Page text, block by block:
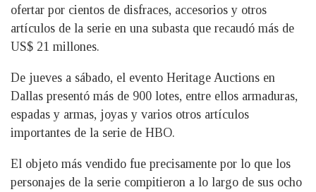
ofertar por cientos de disfraces, accesorios y otros
artículos de la serie en una subasta que recaudó más de
US$ 21 millones.
De jueves a sábado, el evento Heritage Auctions en
Dallas presentó más de 900 lotes, entre ellos armaduras,
espadas y armas, joyas y varios otros artículos
importantes de la serie de HBO.
El objeto más vendido fue precisamente por lo que los
personajes de la serie compitieron a lo largo de sus ocho